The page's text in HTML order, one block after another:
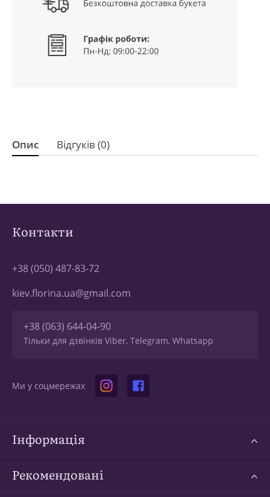
Опис Відгуків (0)
Контакти
+38 (050) 487-83-72
kiev.florina.ua@gmail.com
+38 (063) 644-04-90
Тільки для дзвінків Viber, Telegram, Whatsapp
Ми у соцмережах
Інформація
Рекомендовані